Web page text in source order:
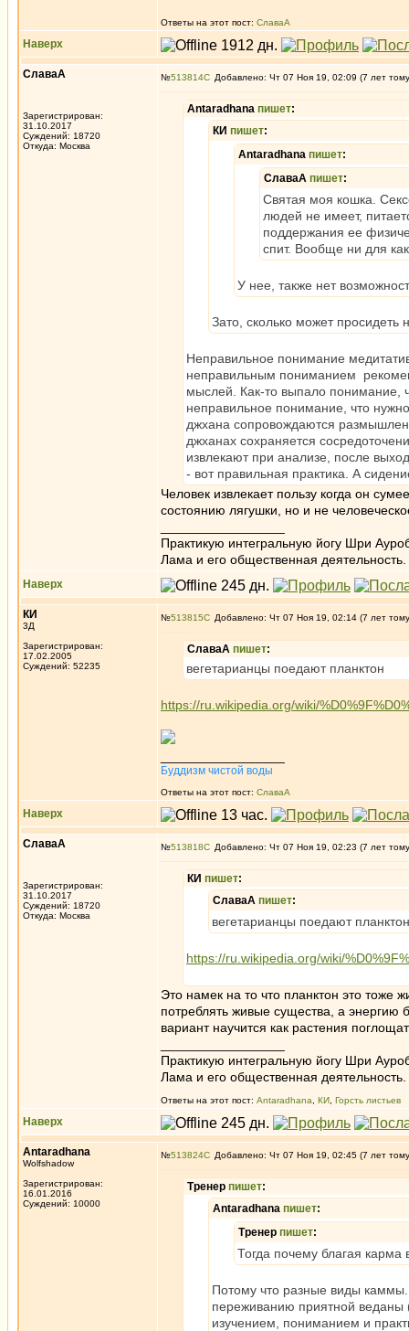
Ответы на этот пост: СлаваА
Наверх
СлаваА
Зарегистрирован:
31.10.2017
Суждений: 18720
Откуда: Москва
№513814 Добавлено: Чт 07 Ноя 19, 02:09 (7 лет
Antaradhana пишет:
КИ пишет:
Antaradhana пишет:
СлаваА пишет:
Святая моя кошка.
людей не имеет,
поддержания ее
спит. Вообще ни для
У нее, также нет
Зато, сколько может
Неправильное понимание
неправильным пониманием
мыслей. Как-то выпало понимание,
неправильное понимание, что
джхана сопровождаются
джханах сохраняется
извлекают при анализе, после
- вот правильная практика. А
Человек извлекает пользу когда он
состоянию лягушки, но и не
Практикую интегральную йогу Шри
Лама и его общественная деятельность.
Наверх
КИ
3Д
Зарегистрирован:
17.02.2005
Суждений: 52235
№513815 Добавлено: Чт 07 Ноя 19, 02:14 (7 лет
СлаваА пишет:
вегетарианцы поедают планктон
https://ru.wikipedia.org/wiki/
Буддизм чистой воды
Ответы на этот пост: СлаваА
Наверх
СлаваА
Зарегистрирован:
31.10.2017
Суждений: 18720
Откуда: Москва
№513818 Добавлено: Чт 07 Ноя 19, 02:23 (7 лет
КИ пишет:
СлаваА пишет:
вегетарианцы поедают планктон
https://ru.wikipedia.org/wiki/
Это намек на то что планктон это тоже
потреблять живые существа, а энергию
вариант научится как растения
Практикую интегральную йогу Шри
Лама и его общественная деятельность.
Ответы на этот пост: Antaradhana КИ Горсть листьев
Наверх
Antaradhana
Wolfshadow
Зарегистрирован:
16.01.2016
Суждений: 10000
№513824 Добавлено: Чт 07 Ноя 19, 02:45 (7 лет
Тренер пишет:
Antaradhana пишет:
Тренер пишет:
Тогда почему благая
Потому что разные виды
переживанию приятной
изучением, пониманием и